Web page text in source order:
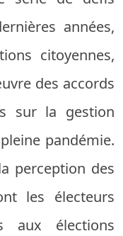
années,
citoyennes,
des accords
sur la gestion
pandémie.
perception des
les électeurs
aux élections